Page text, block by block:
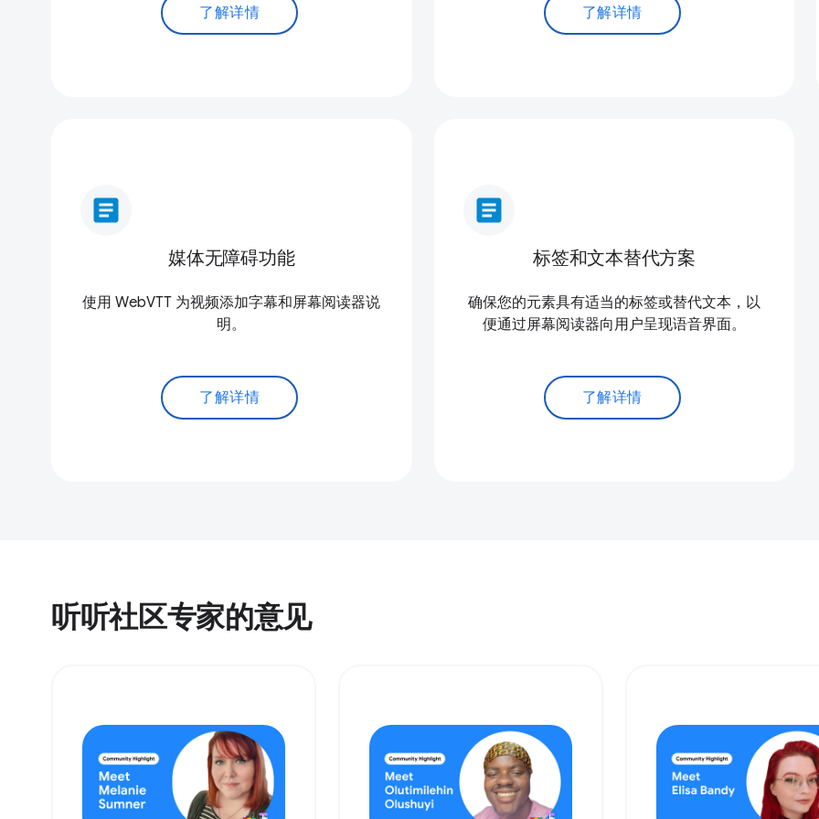
了解详情 了解详情
article
媒体无障碍功能
使用 WebVTT 为视频添加字幕和屏幕阅读器说
明。
了解详情
article
标签和文本替代方案
确保您的元素具有适当的标签或替代文本，以
便通过屏幕阅读器向用户呈现语音界面。
了解详情
听听社区专家的意见